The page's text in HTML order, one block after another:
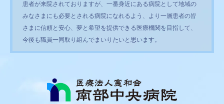
患者が来院されておりますが、一番身近にある病院として地域の
みなさまにも必要とされる病院になれるよう、より一層患者の皆
さまに信頼と安心、夢と希望を提供できる医療機関を目指して、
今後も職員一同取り組んでまいりたいと思います。